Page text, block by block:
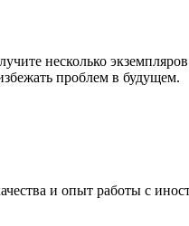
несколько
проблем в будущем.
и опыт работы с